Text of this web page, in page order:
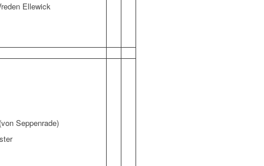
Ellewick
Seppenrade)